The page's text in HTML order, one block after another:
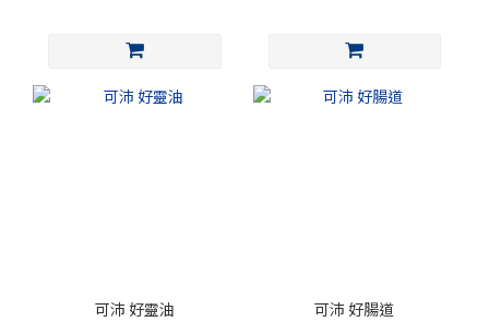
可沛 好靈油 可沛 好腸道